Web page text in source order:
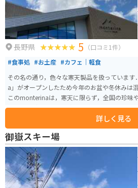
楽しむことができます。 特に、夏には高原野菜を使った料理がおすすめで
す。
長野県 5 （口コミ1件）
#食事処 #お土産 #カフェ｜軽食
その名の通り，色々な寒天製品を扱っていま
a」がオープンしたため今年のお盆や冬休みは
このmonterinaは，寒天に限らず，全国の珍味
ており，どんな世代の方にも楽しんでいただ
珍味に出会えるかもしれません．詳しく見る
御嶽スキー場